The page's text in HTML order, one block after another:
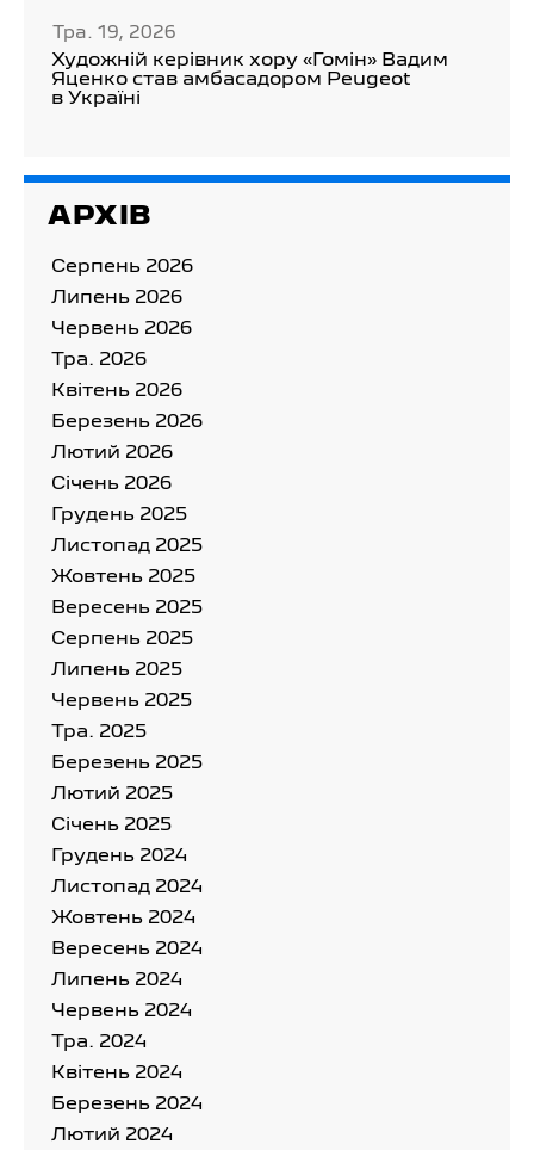
Тра. 19, 2026
Художній керівник хору «Гомін» Вадим
Яценко став амбасадором Peugeot
в Україні
АРХІВ
Серпень 2026
Липень 2026
Червень 2026
Тра. 2026
Квітень 2026
Березень 2026
Лютий 2026
Cічень 2026
Грудень 2025
Листопад 2025
Жовтень 2025
Вересень 2025
Серпень 2025
Липень 2025
Червень 2025
Тра. 2025
Березень 2025
Лютий 2025
Cічень 2025
Грудень 2024
Листопад 2024
Жовтень 2024
Вересень 2024
Липень 2024
Червень 2024
Тра. 2024
Квітень 2024
Березень 2024
Лютий 2024